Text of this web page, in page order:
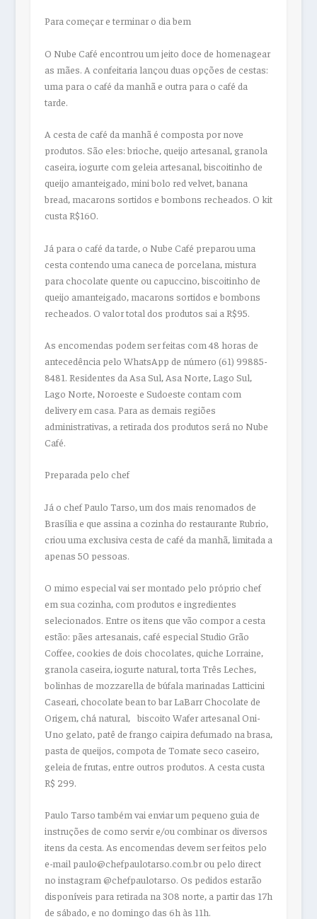
Para começar e terminar o dia bem
O Nube Café encontrou um jeito doce de homenagear
as mães. A confeitaria lançou duas opções de cestas:
uma para o café da manhã e outra para o café da
tarde.
A cesta de café da manhã é composta por nove
produtos. São eles: brioche, queijo artesanal, granola
caseira, iogurte com geleia artesanal, biscoitinho de
queijo amanteigado, mini bolo red velvet, banana
bread, macarons sortidos e bombons recheados. O kit
custa R$160.
Já para o café da tarde, o Nube Café preparou uma
cesta contendo uma caneca de porcelana, mistura
para chocolate quente ou capuccino, biscoitinho de
queijo amanteigado, macarons sortidos e bombons
recheados. O valor total dos produtos sai a R$95.
As encomendas podem ser feitas com 48 horas de
antecedência pelo WhatsApp de número (61) 99885-
8481. Residentes da Asa Sul, Asa Norte, Lago Sul,
Lago Norte, Noroeste e Sudoeste contam com
delivery em casa. Para as demais regiões
administrativas, a retirada dos produtos será no Nube
Café.
Preparada pelo chef
Já o chef Paulo Tarso, um dos mais renomados de
Brasília e que assina a cozinha do restaurante Rubrio,
criou uma exclusiva cesta de café da manhã, limitada a
apenas 50 pessoas.
O mimo especial vai ser montado pelo próprio chef
em sua cozinha, com produtos e ingredientes
selecionados. Entre os itens que vão compor a cesta
estão: pães artesanais, café especial Studio Grão
Coffee, cookies de dois chocolates, quiche Lorraine,
granola caseira, iogurte natural, torta Três Leches,
bolinhas de mozzarella de búfala marinadas Latticini
Caseari, chocolate bean to bar LaBarr Chocolate de
Origem, chá natural,⠀biscoito Wafer artesanal Oni-
Uno gelato, patê de frango caipira defumado na brasa,
pasta de queijos, compota de Tomate seco caseiro,
geleia de frutas, entre outros produtos. A cesta custa
R$ 299.
Paulo Tarso também vai enviar um pequeno guia de
instruções de como servir e/ou combinar os diversos
itens da cesta. As encomendas devem ser feitos pelo
e-mail paulo@chefpaulotarso.com.br ou pelo direct
no instagram @chefpaulotarso. Os pedidos estarão
disponíveis para retirada na 308 norte, a partir das 17h
de sábado, e no domingo das 6h às 11h.